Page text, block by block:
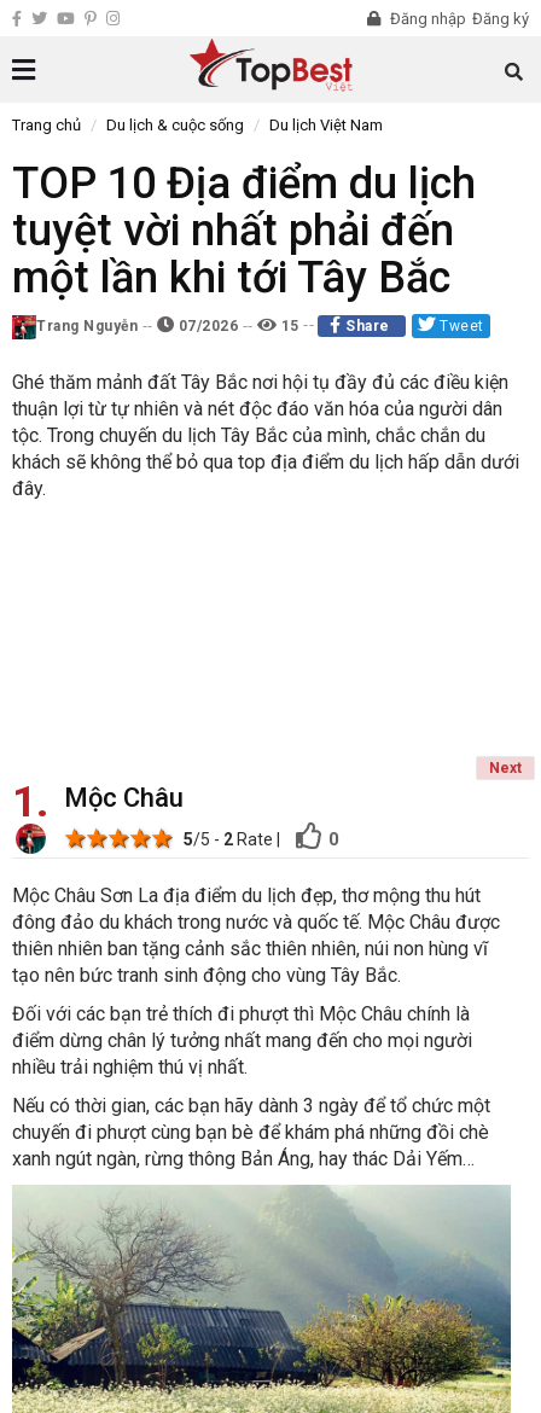
Đăng nhập Đăng ký
Trang chủ Du lịch & cuộc sống Du lịch Việt Nam
TOP 10 Địa điểm du lịch
tuyệt vời nhất phải đến
một lần khi tới Tây Bắc
Trang Nguyễn 07/2026 15 Share Tweet
Ghé thăm mảnh đất Tây Bắc nơi hội tụ đầy đủ các điều kiện
thuận lợi từ tự nhiên và nét độc đáo văn hóa của người dân
tộc. Trong chuyến du lịch Tây Bắc của mình, chắc chắn du
khách sẽ không thể bỏ qua top địa điểm du lịch hấp dẫn dưới
đây.
Next
1 Mộc Châu
5 stars
4 stars
3 stars
2 stars
1 star 5/5 - 2Rate 0
Mộc Châu Sơn La địa điểm du lịch đẹp, thơ mộng thu hút
đông đảo du khách trong nước và quốc tế. Mộc Châu được
thiên nhiên ban tặng cảnh sắc thiên nhiên, núi non hùng vĩ
tạo nên bức tranh sinh động cho vùng Tây Bắc.
Đối với các bạn trẻ thích đi phượt thì Mộc Châu chính là
điểm dừng chân lý tưởng nhất mang đến cho mọi người
nhiều trải nghiệm thú vị nhất.
Nếu có thời gian, các bạn hãy dành 3 ngày để tổ chức một
chuyến đi phượt cùng bạn bè để khám phá những đồi chè
xanh ngút ngàn, rừng thông Bản Áng, hay thác Dải Yếm…